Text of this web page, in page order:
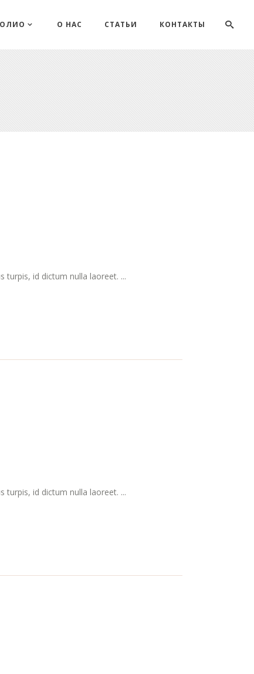
О НАС СТАТЬИ КОНТАКТЫ
turpis, id dictum nulla laoreet. ...
turpis, id dictum nulla laoreet. ...